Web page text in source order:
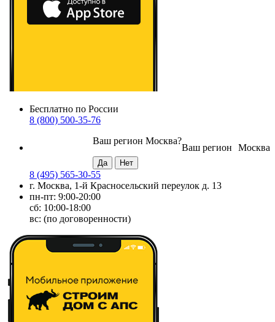
Бесплатно по России
8 (800) 500-35-76
Москва
Ваш регион
Ваш регион Москва?
8 (495) 565-30-55
г. Москва, 1-й Красносельский переулок д. 13
пн-пт: 9:00-20:00
сб: 10:00-18:00
вс: (по договоренности)